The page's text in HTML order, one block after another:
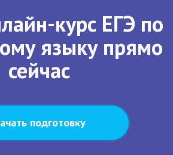
курс ЕГЭ по
языку прямо
сейчас
подготовку